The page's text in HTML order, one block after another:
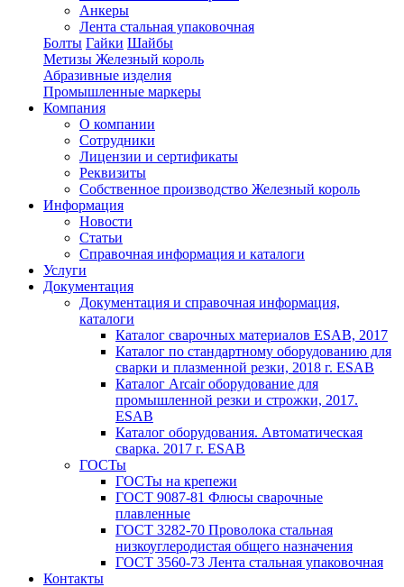
Анкеры
Лента стальная упаковочная
Болты Гайки Шайбы
Метизы Железный король
Абразивные изделия
Промышленные маркеры
Компания
О компании
Сотрудники
Лицензии и сертификаты
Реквизиты
Собственное производство Железный король
Информация
Новости
Статьи
Справочная информация и каталоги
Услуги
Документация
Документация и справочная информация,
каталоги
Каталог сварочных материалов ESAB, 2017
Каталог по стандартному оборудованию для
сварки и плазменной резки, 2018 г. ESAB
Каталог Arcair оборудование для
промышленной резки и строжки, 2017.
ESAB
Каталог оборудования. Автоматическая
сварка. 2017 г. ESAB
ГОСТы
ГОСТы на крепежи
ГОСТ 9087-81 Флюсы сварочные
плавленные
ГОСТ 3282-70 Проволока стальная
низкоуглеродистая общего назначения
ГОСТ 3560-73 Лента стальная упаковочная
Контакты